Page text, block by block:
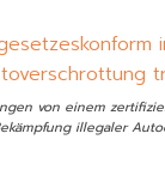
von einem
illegaler